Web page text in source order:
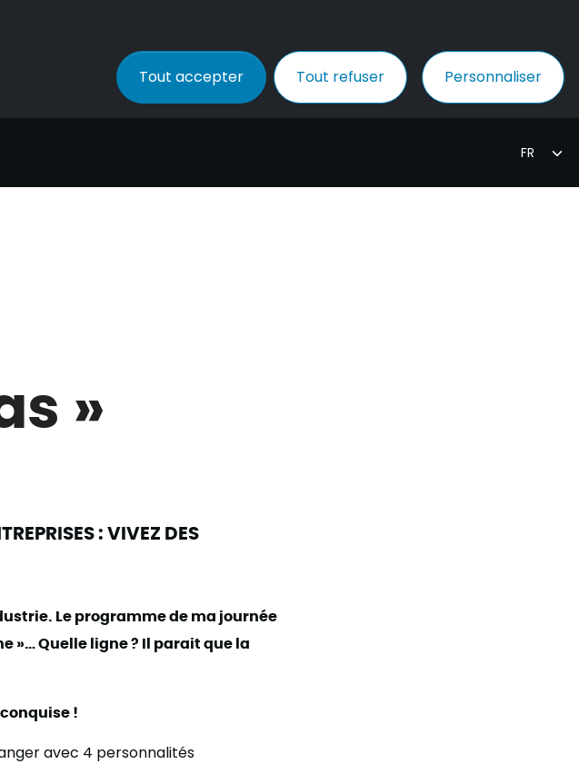
Tout accepter Tout refuser Personnaliser
»
: VIVEZ DES
Le programme de ma journée
»… Quelle ligne ? Il parait que la
!
avec 4 personnalités